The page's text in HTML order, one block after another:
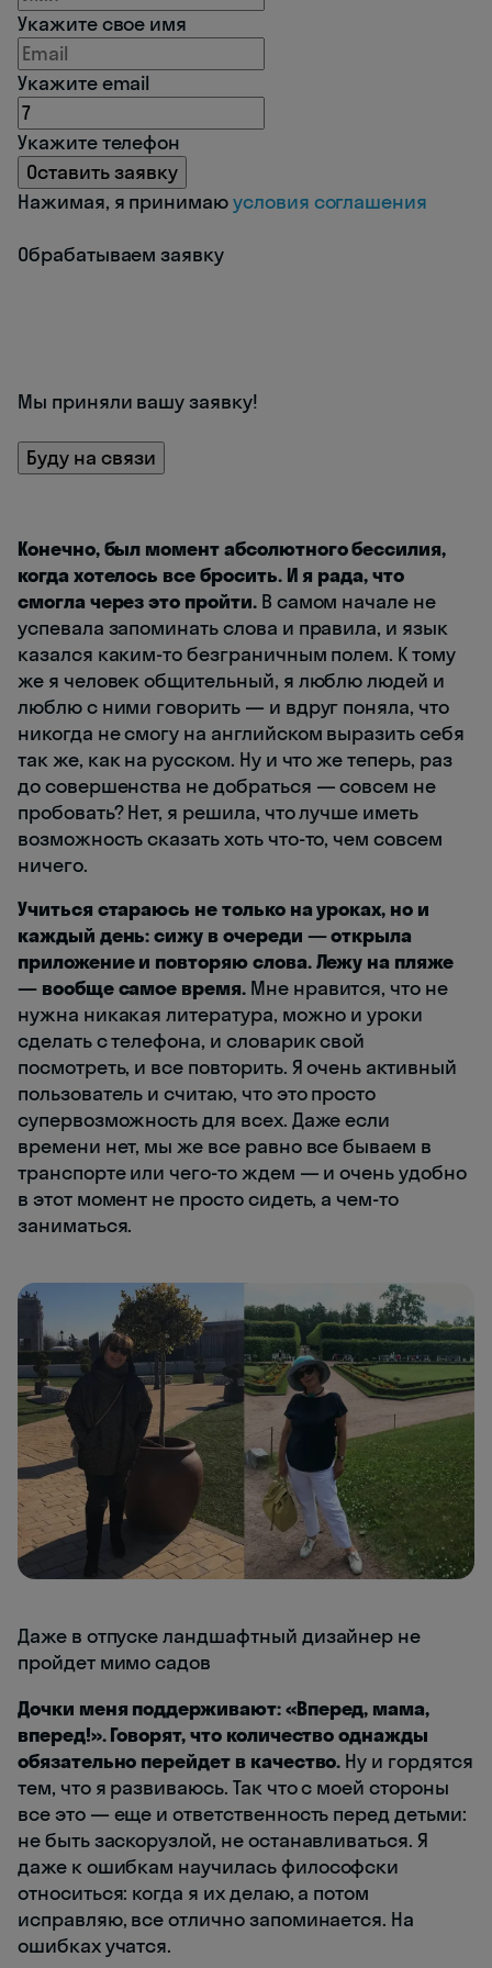
Укажите свое имя
Укажите email
Укажите телефон
Оставить заявку
Нажимая, я принимаюусловия соглашения
Обрабатываем заявку
Мы приняли вашу заявку!
Буду на связи
Конечно, был момент абсолютного бессилия,
когда хотелось все бросить. И я рада, что
смогла через это пройти.В самом начале не
успевала запоминать слова и правила, и язык
казался каким-то безграничным полем. К тому
же я человек общительный, я люблю людей и
люблю с ними говорить — и вдруг поняла, что
никогда не смогу на английском выразить себя
так же, как на русском. Ну и что же теперь, раз
до совершенства не добраться — совсем не
пробовать? Нет, я решила, что лучше иметь
возможность сказать хоть что-то, чем совсем
ничего.
Учиться стараюсь не только на уроках, но и
каждый день: сижу в очереди — открыла
приложение и повторяю слова. Лежу на пляже
— вообще самое время.Мне нравится, что не
нужна никакая литература, можно и уроки
сделать с телефона, и словарик свой
посмотреть, и все повторить. Я очень активный
пользователь и считаю, что это просто
супервозможность для всех. Даже если
времени нет, мы же все равно все бываем в
транспорте или чего-то ждем — и очень удобно
в этот момент не просто сидеть, а чем-то
заниматься.
Даже в отпуске ландшафтный дизайнер не
пройдет мимо садов
Дочки меня поддерживают: «Вперед, мама,
вперед!». Говорят, что количество однажды
обязательно перейдет в качество. Ну и гордятся
тем, что я развиваюсь. Так что с моей стороны
все это — еще и ответственность перед детьми:
не быть заскорузлой, не останавливаться. Я
даже к ошибкам научилась философски
относиться: когда я их делаю, а потом
исправляю, все отлично запоминается. На
ошибках учатся.